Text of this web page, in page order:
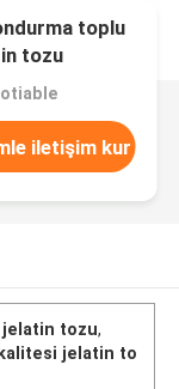
toplu
tozu
iletişim kur
jelatin tozu,
jelatin to